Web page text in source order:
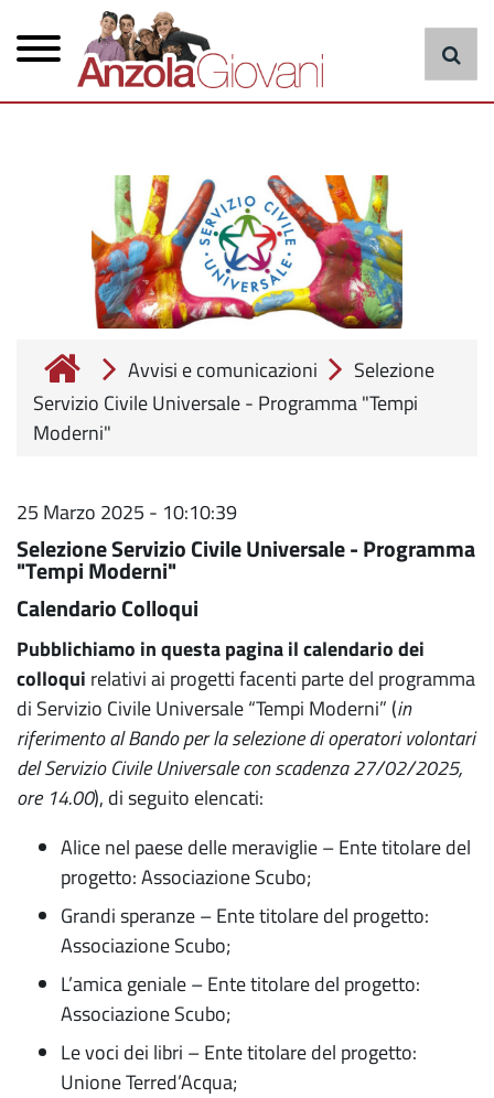
contenuto
principale
principale
cerca
Avvisi e comunicazioni
Selezione
Servizio Civile Universale - Programma "Tempi
Moderni"
25 Marzo 2025 - 10:10:39
Selezione Servizio Civile Universale - Programma
"Tempi Moderni"
Calendario Colloqui
Pubblichiamo in questa pagina il calendario dei
colloqui relativi ai progetti facenti parte del programma
di Servizio Civile Universale “Tempi Moderni” (in
riferimento al Bando per la selezione di operatori volontari
del Servizio Civile Universale con scadenza 27/02/2025,
ore 14.00), di seguito elencati:
Alice nel paese delle meraviglie – Ente titolare del
progetto: Associazione Scubo;
Grandi speranze – Ente titolare del progetto:
Associazione Scubo;
L’amica geniale – Ente titolare del progetto:
Associazione Scubo;
Le voci dei libri – Ente titolare del progetto:
Unione Terred’Acqua;